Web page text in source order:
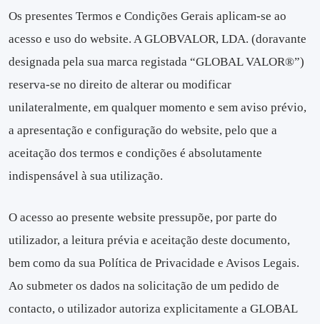
Os presentes Termos e Condições Gerais aplicam-se ao
acesso e uso do website. A GLOBVALOR, LDA. (doravante
designada pela sua marca registada “GLOBAL VALOR®”)
reserva-se no direito de alterar ou modificar
unilateralmente, em qualquer momento e sem aviso prévio,
a apresentação e configuração do website, pelo que a
aceitação dos termos e condições é absolutamente
indispensável à sua utilização.
O acesso ao presente website pressupõe, por parte do
utilizador, a leitura prévia e aceitação deste documento,
bem como da sua Política de Privacidade e Avisos Legais.
Ao submeter os dados na solicitação de um pedido de
contacto, o utilizador autoriza explicitamente a GLOBAL